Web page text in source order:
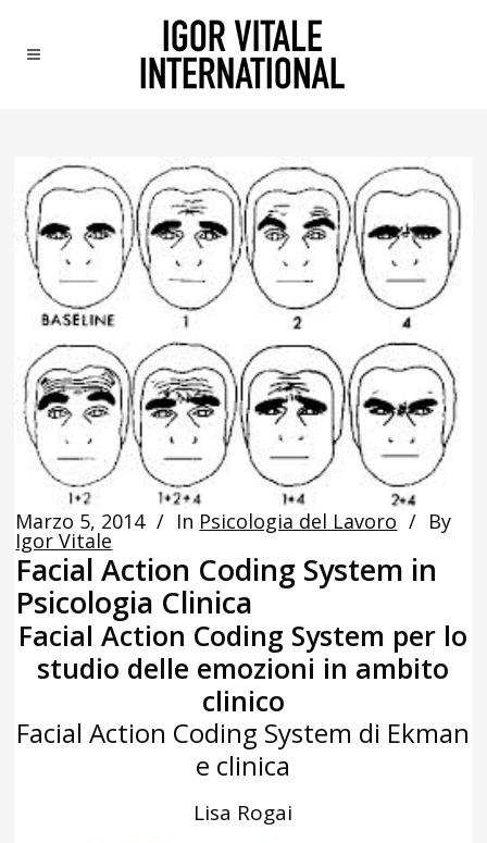
Marzo 5, 2014 In Psicologia del Lavoro By
Igor Vitale
Facial Action Coding System in
Psicologia Clinica
Facial Action Coding System per lo
studio delle emozioni in ambito
clinico
Facial Action Coding System di Ekman
e clinica
Lisa Rogai